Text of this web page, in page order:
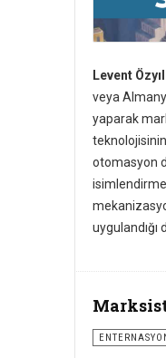
Levent
veya
yaparak
teknolojisinin
otomasyon
uygulandığı